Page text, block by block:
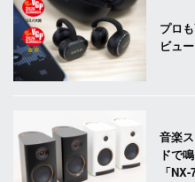
プロ
ビュ
音楽
ドで
「